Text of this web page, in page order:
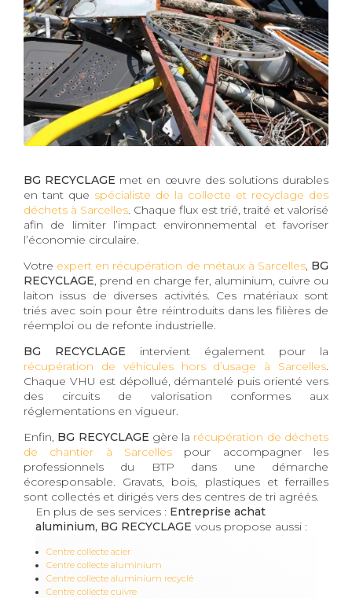
BG RECYCLAGE met en œuvre des solutions durables
en tant que spécialiste de la collecte et recyclage des
déchets à Sarcelles. Chaque flux est trié, traité et valorisé
afin de limiter l’impact environnemental et favoriser
l’économie circulaire.
Votre expert en récupération de métaux à Sarcelles, BG
RECYCLAGE, prend en charge fer, aluminium, cuivre ou
laiton issus de diverses activités. Ces matériaux sont
triés avec soin pour être réintroduits dans les filières de
réemploi ou de refonte industrielle.
BG RECYCLAGE intervient également pour la
récupération de véhicules hors d’usage à Sarcelles.
Chaque VHU est dépollué, démantelé puis orienté vers
des circuits de valorisation conformes aux
réglementations en vigueur.
Enfin, BG RECYCLAGE gère la récupération de déchets
de chantier à Sarcelles pour accompagner les
professionnels du BTP dans une démarche
écoresponsable. Gravats, bois, plastiques et ferrailles
sont collectés et dirigés vers des centres de tri agréés.
En plus de ses services : Entreprise achat
aluminium, BG RECYCLAGE vous propose aussi :
Centre collecte acier
Centre collecte aluminium
Centre collecte aluminium recyclé
Centre collecte cuivre